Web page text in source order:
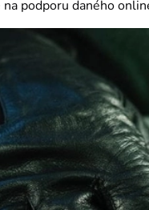
podporu daného